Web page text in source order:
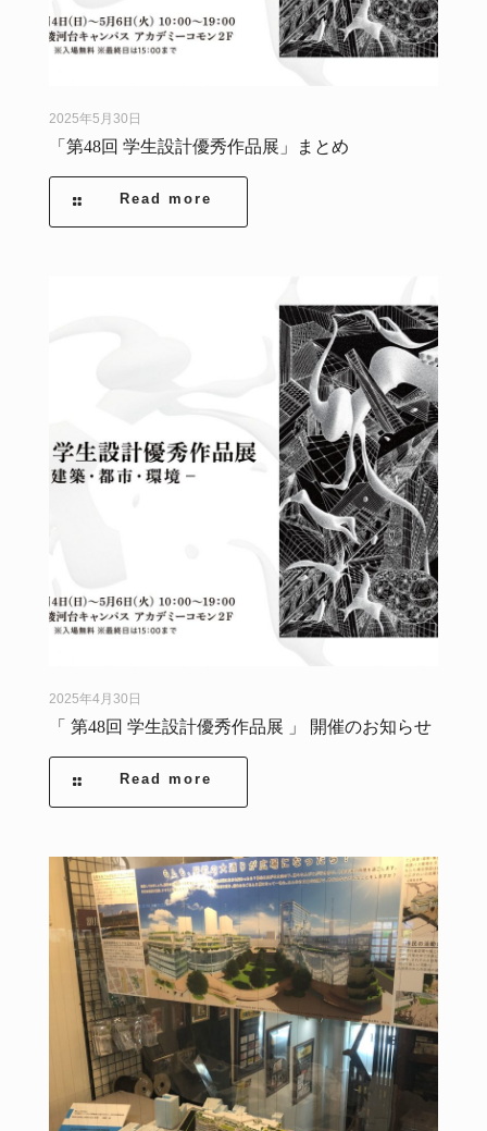
2025年5月30日
「第48回 学生設計優秀作品展」まとめ
Read more
2025年4月30日
「 第48回 学生設計優秀作品展 」 開催のお知らせ
Read more